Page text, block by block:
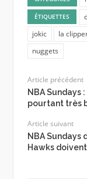
ÉTIQUETTES
jokic
la
nuggets
Article précédent
NBA Sundays
pourtant très
Article suivant
NBA Sundays
Hawks